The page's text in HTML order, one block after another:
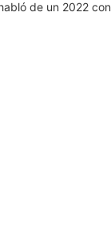
de un 2022 con